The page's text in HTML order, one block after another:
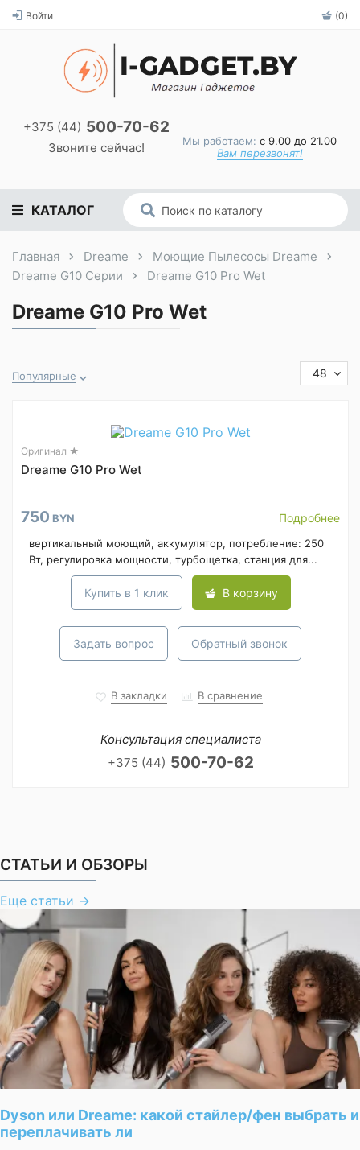
Войти (0)
+375 (44) 500-70-62
Звоните сейчас! Мы работаем: с 9.00 до 21.00
Вам перезвонят!
КАТАЛОГ
Главная Dreame
Моющие Пылесосы Dreame
Dreame G10 Серии
Dreame G10 Pro Wet
Dreame G10 Pro Wet
Популярные 48
Оригинал ★
Dreame G10 Pro Wet
750 BYN Подробнее
вертикальный моющий, аккумулятор, потребление: 250
Вт, регулировка мощности, турбощетка, станция для...
Купить в 1 клик В корзину
Задать вопрос Обратный звонок
В закладки В сравнение
Консультация специалиста
+375 (44) 500-70-62
СТАТЬИ И ОБЗОРЫ
Еще статьи →
Dyson или Dreame: какой стайлер/фен выбрать и
переплачивать ли